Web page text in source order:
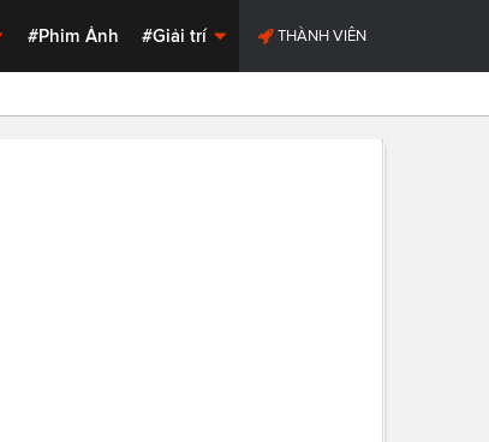
#Phim Ảnh #Giải trí THÀNH VIÊN